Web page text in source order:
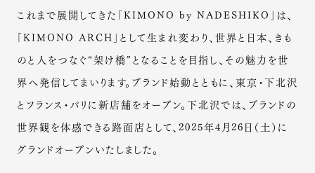
これまで展開してきた「KIMONO by NADESHIKO」は、
「KIMONO ARCH」として生まれ変わり、世界と日本、きも
のと人をつなぐ“架け橋”となることを目指し、その魅力を世
界へ発信してまいります。ブランド始動とともに、東京・下北沢
とフランス・パリに新店舗をオープン。下北沢では、ブランドの
世界観を体感できる路面店として、2025年4月26日（土）に
グランドオープンいたしました。